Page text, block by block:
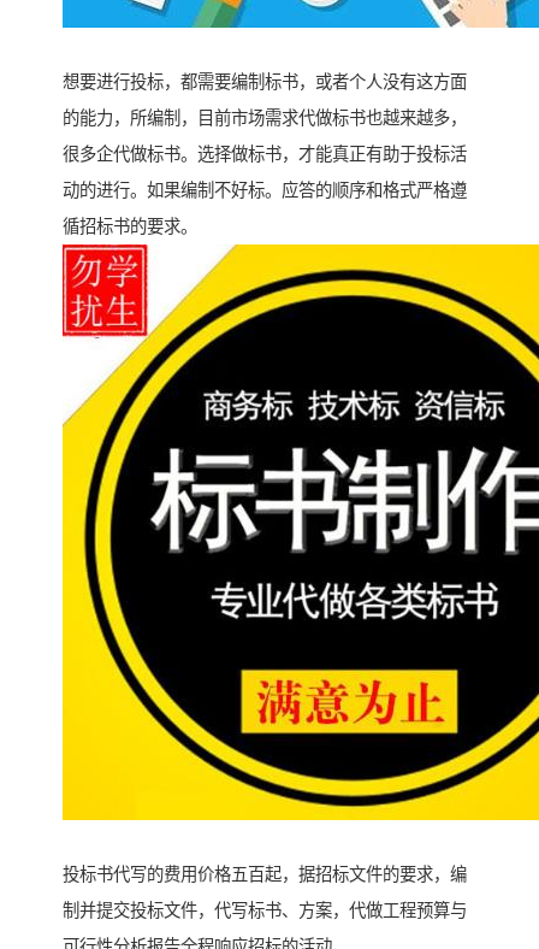
想要进行投标，都需要编制标书，或者个人没有这方面
的能力，所编制，目前市场需求代做标书也越来越多，
很多企代做标书。选择做标书，才能真正有助于投标活
动的进行。如果编制不好标。应答的顺序和格式严格遵
循招标书的要求。
投标书代写的费用价格五百起，据招标文件的要求，编
制并提交投标文件，代写标书、方案，代做工程预算与